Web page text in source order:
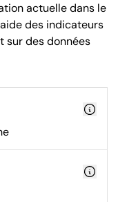
actuelle dans le
des indicateurs
sur des données